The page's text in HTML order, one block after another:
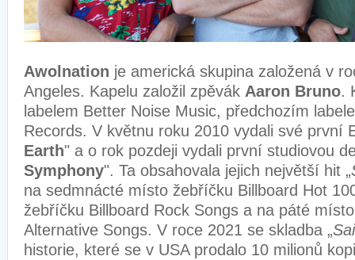
Awolnation je americká skupina založená v
Angeles. Kapelu založil zpěvák Aaron Bruno.
labelem Better Noise Music, předchozím
Records. V květnu roku 2010 vydali své první
Earth" a o rok pozdeji vydali první studiovou
Symphony". Ta obsahovala jejich největší hit „
na sedmnácté místo žebříčku Billboard Hot
žebříčku Billboard Rock Songs a na páté
Alternative Songs. V roce 2021 se skladba „
historie, které se v USA prodalo 10 milionů